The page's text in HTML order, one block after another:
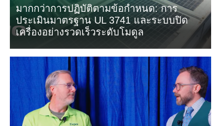
มากกว่าการปฏิบัติตามข้อกำหนด: การ
ประเมินมาตรฐาน UL 3741 และระบบปิด
เครื่องอย่างรวดเร็วระดับโมดูล